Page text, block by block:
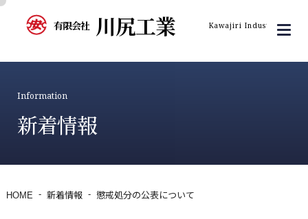
有限会社 川尻工業 Kawajiri Industry Inc.
Information
新着情報
HOME 新着情報 懲戒処分の公表について